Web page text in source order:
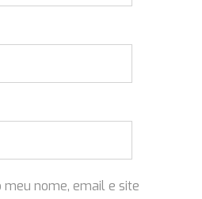
meu nome, email e site